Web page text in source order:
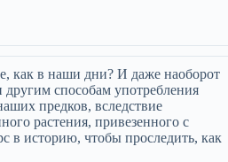
как в наши дни? И даже наоборот
способам употребления
предков, вследствие
растения, привезенного с
в историю, чтобы проследить, как